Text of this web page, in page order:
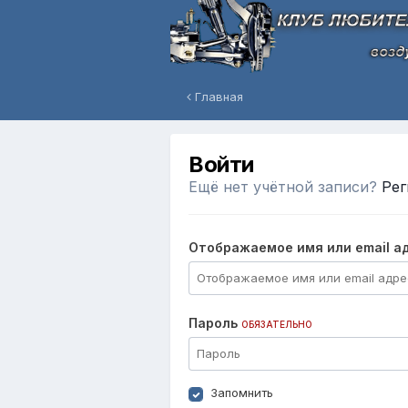
Главная
Войти
Ещё нет учётной записи?
Отображаемое имя или email
Пароль ОБЯЗАТЕЛЬНО
Запомнить